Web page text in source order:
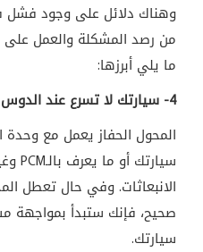
وهناك دلائل على وجود فشل
من رصد المشكلة والعمل
ما يلي أبرزها:
4- سيارتك لا تسرع عند الدوس على دعسة البنزين
المحول الحفاز يعمل مع وحدة
سيارتك أو ما يعرف بالـPCM
الانبعاثات. وفي حال تعطل
صحيح، فإنك ستبدأ بمواجهة
سيارتك.